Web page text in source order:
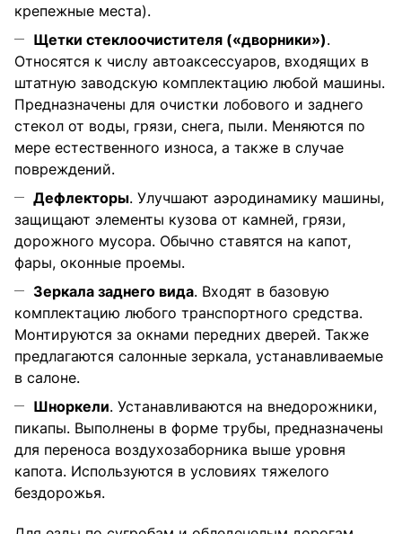
крепежные места).
Щетки стеклоочистителя («дворники»).
Относятся к числу автоаксессуаров, входящих в
штатную заводскую комплектацию любой машины.
Предназначены для очистки лобового и заднего
стекол от воды, грязи, снега, пыли. Меняются по
мере естественного износа, а также в случае
повреждений.
Дефлекторы. Улучшают аэродинамику машины,
защищают элементы кузова от камней, грязи,
дорожного мусора. Обычно ставятся на капот,
фары, оконные проемы.
Зеркала заднего вида. Входят в базовую
комплектацию любого транспортного средства.
Монтируются за окнами передних дверей. Также
предлагаются салонные зеркала, устанавливаемые
в салоне.
Шноркели. Устанавливаются на внедорожники,
пикапы. Выполнены в форме трубы, предназначены
для переноса воздухозаборника выше уровня
капота. Используются в условиях тяжелого
бездорожья.